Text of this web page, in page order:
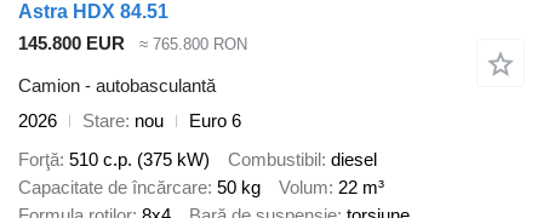
Astra HDX 84.51
145.800 EUR
≈ 765.800 RON
Camion - autobasculantă
2026
Stare nou
Euro 6
Forţă 510 c.p. (375 kW) Combustibil diesel
Capacitate de încărcare 50 kg Volum 22 m³